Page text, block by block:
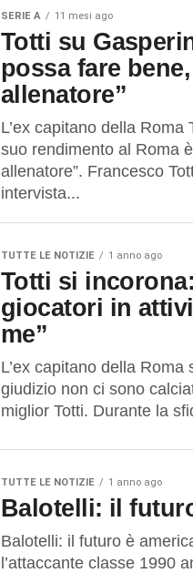
SERIE A 11 mesi ago
Totti su
possa fare
allenatore”
L’ex capitano della Roma
suo rendimento al Roma
allenatore”. Francesco
intervista...
TUTTE LE NOTIZIE 1 anno ago
Totti si
giocatori in
me”
L’ex capitano della Roma
giudizio non ci sono
miglior Totti. Durante la
TUTTE LE NOTIZIE 1 anno ago
Balotelli: il
Balotelli: il futuro è
l’attaccante classe 1990